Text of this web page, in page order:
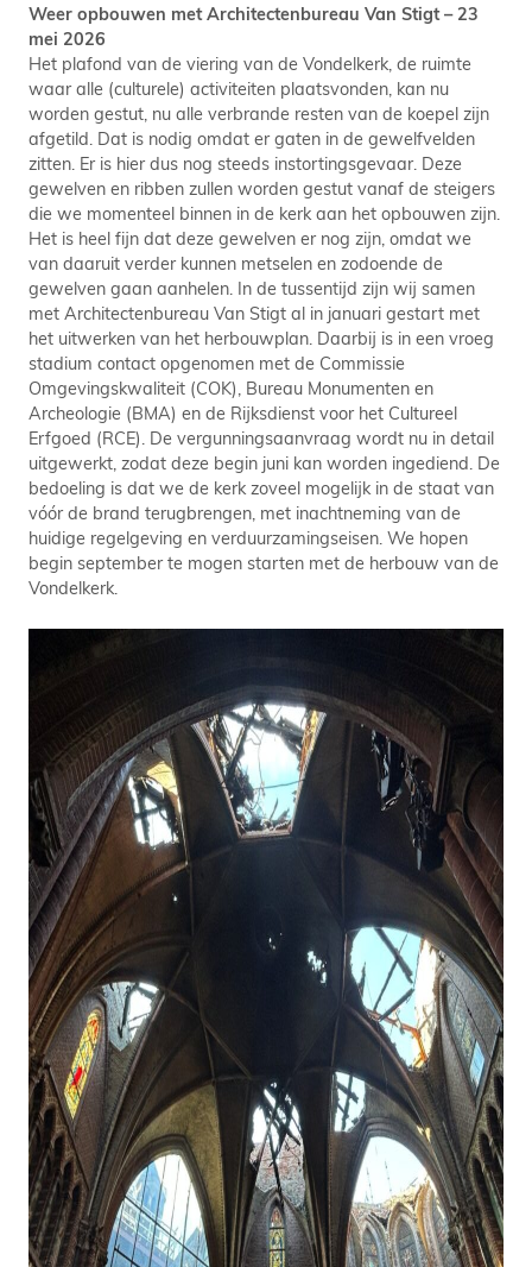
Weer opbouwen met Architectenbureau Van Stigt – 23
mei 2026
Het plafond van de viering van de Vondelkerk, de ruimte
waar alle (culturele) activiteiten plaatsvonden, kan nu
worden gestut, nu alle verbrande resten van de koepel zijn
afgetild. Dat is nodig omdat er gaten in de gewelfvelden
zitten. Er is hier dus nog steeds instortingsgevaar. Deze
gewelven en ribben zullen worden gestut vanaf de steigers
die we momenteel binnen in de kerk aan het opbouwen zijn.
Het is heel fijn dat deze gewelven er nog zijn, omdat we
van daaruit verder kunnen metselen en zodoende de
gewelven gaan aanhelen. In de tussentijd zijn wij samen
met Architectenbureau Van Stigt al in januari gestart met
het uitwerken van het herbouwplan. Daarbij is in een vroeg
stadium contact opgenomen met de Commissie
Omgevingskwaliteit (COK), Bureau Monumenten en
Archeologie (BMA) en de Rijksdienst voor het Cultureel
Erfgoed (RCE). De vergunningsaanvraag wordt nu in detail
uitgewerkt, zodat deze begin juni kan worden ingediend. De
bedoeling is dat we de kerk zoveel mogelijk in de staat van
vóór de brand terugbrengen, met inachtneming van de
huidige regelgeving en verduurzamingseisen. We hopen
begin september te mogen starten met de herbouw van de
Vondelkerk.